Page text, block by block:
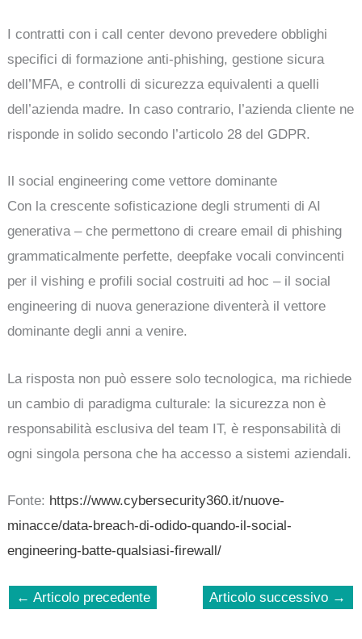
I contratti con i call center devono prevedere obblighi
specifici di formazione anti-phishing, gestione sicura
dell’MFA, e controlli di sicurezza equivalenti a quelli
dell’azienda madre. In caso contrario, l’azienda cliente ne
risponde in solido secondo l’articolo 28 del GDPR.
Il social engineering come vettore dominante
Con la crescente sofisticazione degli strumenti di AI
generativa – che permettono di creare email di phishing
grammaticalmente perfette, deepfake vocali convincenti
per il vishing e profili social costruiti ad hoc – il social
engineering di nuova generazione diventerà il vettore
dominante degli anni a venire.
La risposta non può essere solo tecnologica, ma richiede
un cambio di paradigma culturale: la sicurezza non è
responsabilità esclusiva del team IT, è responsabilità di
ogni singola persona che ha accesso a sistemi aziendali.
Fonte: https://www.cybersecurity360.it/nuove-
minacce/data-breach-di-odido-quando-il-social-
engineering-batte-qualsiasi-firewall/
← Articolo precedente Articolo successivo →